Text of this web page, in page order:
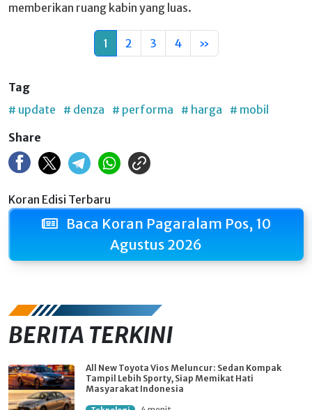
memberikan ruang kabin yang luas.
1 2 3 4 »
Tag
# update
# denza # performa # harga
# mobil
Share
Koran Edisi Terbaru
Baca Koran Pagaralam Pos, 10
Agustus 2026
BERITA TERKINI
All New Toyota Vios Meluncur: Sedan Kompak
Tampil Lebih Sporty, Siap Memikat Hati
Masyarakat Indonesia